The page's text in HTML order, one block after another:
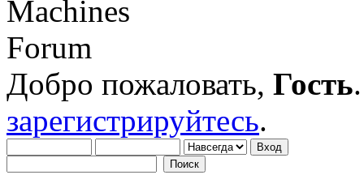
Добро пожаловать, Гость
зарегистрируйтесь.